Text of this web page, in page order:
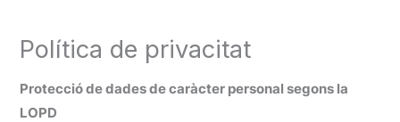
Política de privacitat
Protecció de dades de caràcter personal segons la
LOPD